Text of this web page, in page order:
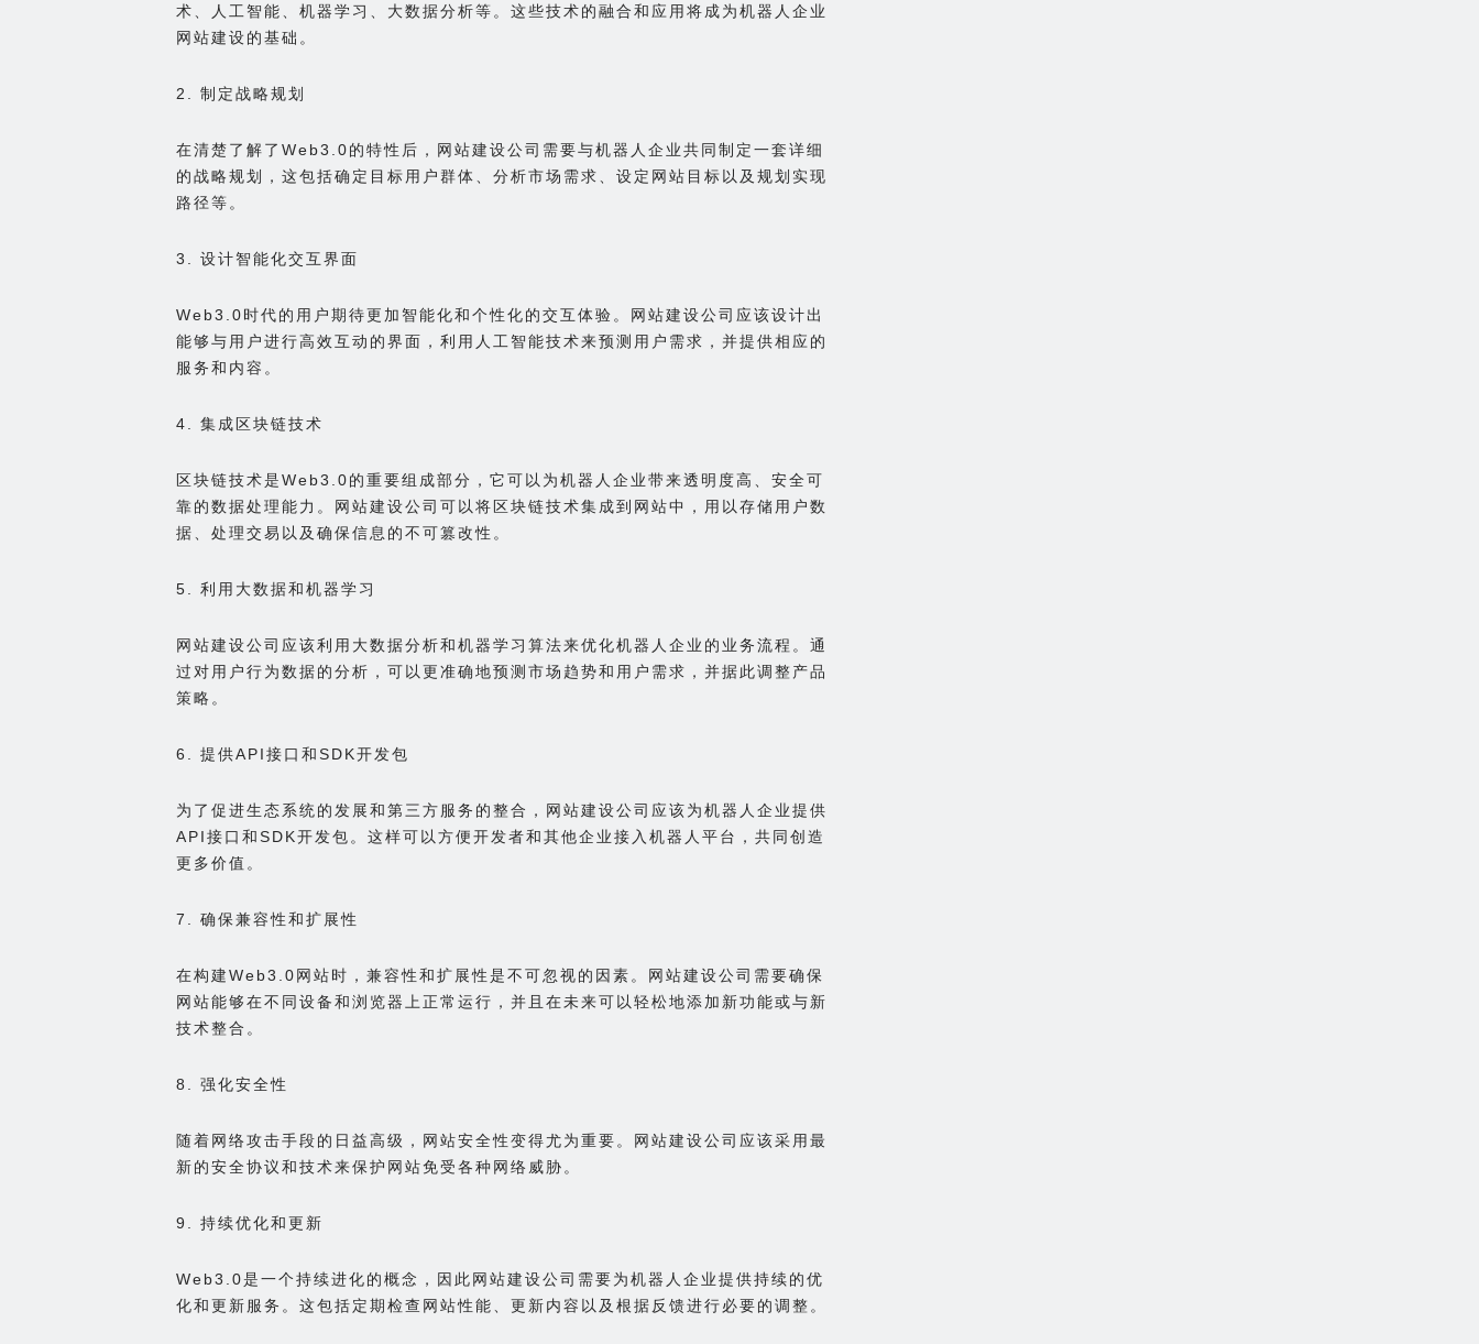
术、人工智能、机器学习、大数据分析等。这些技术的融合和应用将成为机器人企业
网站建设的基础。
2. 制定战略规划
在清楚了解了Web3.0的特性后，网站建设公司需要与机器人企业共同制定一套详细
的战略规划，这包括确定目标用户群体、分析市场需求、设定网站目标以及规划实现
路径等。
3. 设计智能化交互界面
Web3.0时代的用户期待更加智能化和个性化的交互体验。网站建设公司应该设计出
能够与用户进行高效互动的界面，利用人工智能技术来预测用户需求，并提供相应的
服务和内容。
4. 集成区块链技术
区块链技术是Web3.0的重要组成部分，它可以为机器人企业带来透明度高、安全可
靠的数据处理能力。网站建设公司可以将区块链技术集成到网站中，用以存储用户数
据、处理交易以及确保信息的不可篡改性。
5. 利用大数据和机器学习
网站建设公司应该利用大数据分析和机器学习算法来优化机器人企业的业务流程。通
过对用户行为数据的分析，可以更准确地预测市场趋势和用户需求，并据此调整产品
策略。
6. 提供API接口和SDK开发包
为了促进生态系统的发展和第三方服务的整合，网站建设公司应该为机器人企业提供
API接口和SDK开发包。这样可以方便开发者和其他企业接入机器人平台，共同创造
更多价值。
7. 确保兼容性和扩展性
在构建Web3.0网站时，兼容性和扩展性是不可忽视的因素。网站建设公司需要确保
网站能够在不同设备和浏览器上正常运行，并且在未来可以轻松地添加新功能或与新
技术整合。
8. 强化安全性
随着网络攻击手段的日益高级，网站安全性变得尤为重要。网站建设公司应该采用最
新的安全协议和技术来保护网站免受各种网络威胁。
9. 持续优化和更新
Web3.0是一个持续进化的概念，因此网站建设公司需要为机器人企业提供持续的优
化和更新服务。这包括定期检查网站性能、更新内容以及根据反馈进行必要的调整。